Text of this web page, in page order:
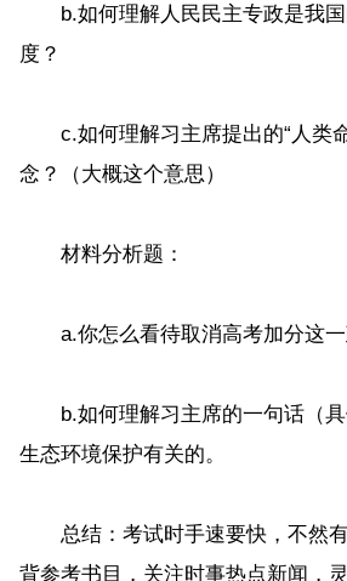
b.如何理解人民民主专政是我国
度？
c.如何理解习主席提出的“人类
念？（大概这个意思）
材料分析题：
a.你怎么看待取消高考加分这一
b.如何理解习主席的一句话（具
生态环境保护有关的。
总结：考试时手速要快，不然有
背参考书目，关注时事热点新闻，